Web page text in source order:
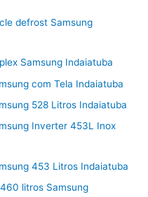
defrost Samsung
Samsung Indaiatuba
com Tela Indaiatuba
528 Litros Indaiatuba
Inverter 453L Inox
453 Litros Indaiatuba
litros Samsung